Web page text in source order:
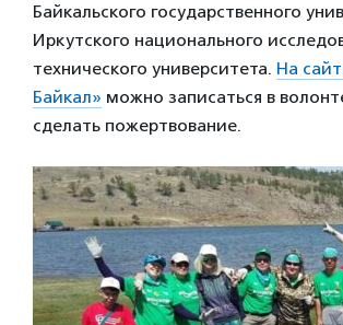
Байкальского государственного
Иркутского национального
технического университета. На
Байкал» можно записаться в
сделать пожертвование.